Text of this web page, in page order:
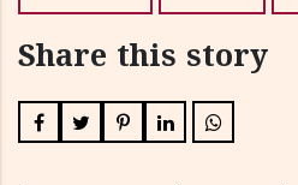
Share this story